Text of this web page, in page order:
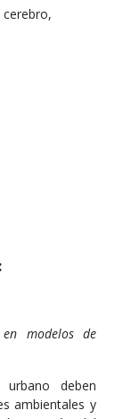
modelos de
deben
ambientales y